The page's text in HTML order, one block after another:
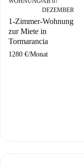
■
DEZEMBER
1-Zimmer-Wohnung
zur Miete in
Tormarancia
1280 €/Monat